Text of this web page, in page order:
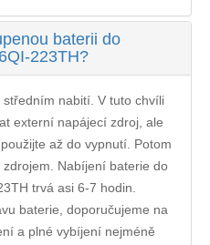
baterii do
223TH?
nabití. V tuto chvíli
externí napájecí zdroj, ale
až do vypnutí. Potom
Nabíjení baterie do
trvá asi 6-7 hodin.
baterie, doporučujeme na
a plné vybíjení nejméně